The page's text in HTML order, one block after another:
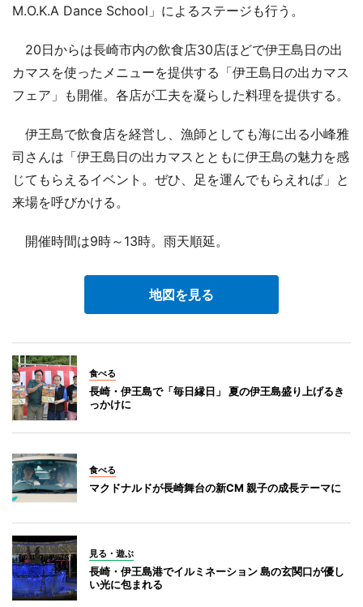
M.O.K.A Dance School」によるステージも行う。
20日からは長崎市内の飲食店30店ほどで伊王島日の出
カマスを使ったメニューを提供する「伊王島日の出カマス
フェア」も開催。各店が工夫を凝らした料理を提供する。
伊王島で飲食店を経営し、漁師としても海に出る小峰雅
司さんは「伊王島日の出カマスとともに伊王島の魅力を感
じてもらえるイベント。ぜひ、足を運んでもらえれば」と
来場を呼びかける。
開催時間は9時～13時。雨天順延。
地図を見る
食べる
長崎・伊王島で「毎日縁日」 夏の伊王島盛り上げるき
っかけに
食べる
マクドナルドが長崎舞台の新CM 親子の成長テーマに
見る・遊ぶ
長崎・伊王島港でイルミネーション 島の玄関口が優し
い光に包まれる